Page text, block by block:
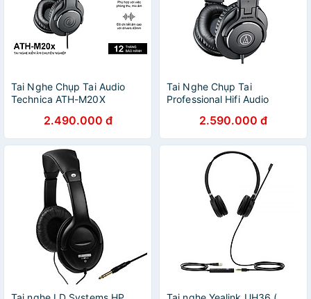
Tai Nghe Chụp Tai Audio
Technica ATH-M20X
Chính Hãng2.490.000 đ
Tai Nghe Chụp Tai
Professional Hifi Audio
Chính Hãng2.590.000 đ